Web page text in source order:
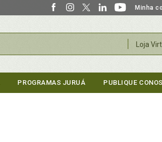
Minha
Loja
PROGRAMAS JURUÁ PUBLIQUE